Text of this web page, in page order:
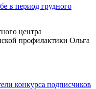
в период грудного
центра
профилактики Ольга
конкурса подписчиков